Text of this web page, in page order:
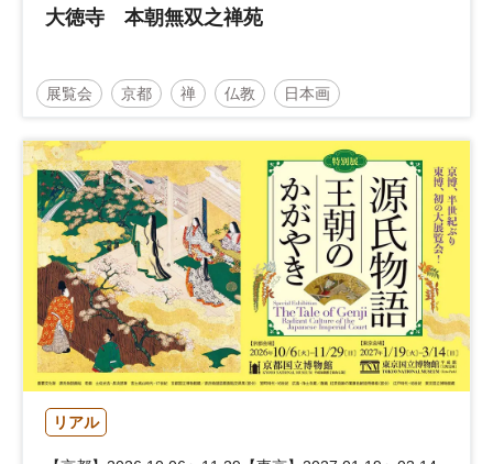
大徳寺 本朝無双之禅苑
展覧会 京都 禅 仏教 日本画
東京国立博物館 国宝
リアル